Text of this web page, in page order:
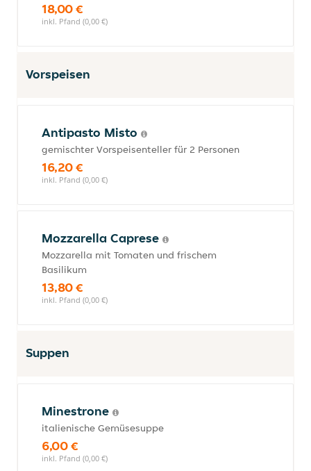
18,00 €
inkl. Pfand (0,00 €)
Vorspeisen
Antipasto Misto
gemischter Vorspeisenteller für 2 Personen
16,20 €
inkl. Pfand (0,00 €)
Mozzarella Caprese
Mozzarella mit Tomaten und frischem
Basilikum
13,80 €
inkl. Pfand (0,00 €)
Suppen
Minestrone
italienische Gemüsesuppe
6,00 €
inkl. Pfand (0,00 €)